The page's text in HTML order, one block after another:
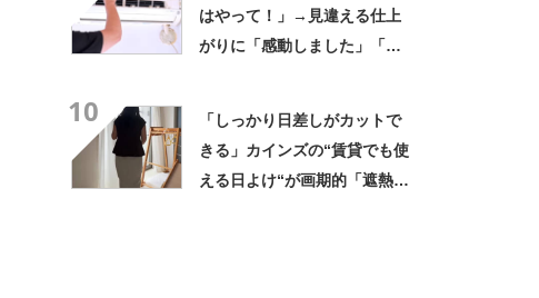
はやって！」→見違える仕上
がりに「感動しました」「知
10
「しっかり日差しがカットで
きる」カインズの“賃貸でも使
える日よけ“が画期的「遮熱効